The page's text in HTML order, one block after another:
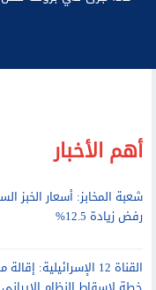
أهم الأخبار
رفض زيادة 12.5%
خطة لإسقاط النظام الإيراني